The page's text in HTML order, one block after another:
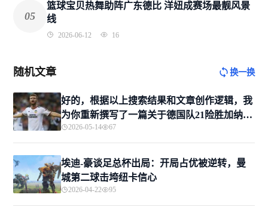
05
篮球宝贝热舞助阵广东德比 洋妞成赛场最靓风景
线
2026-06-12 16
随机文章 换一换
好的，根据以上搜索结果和文章创作逻辑，我
为你重新撰写了一篇关于德国队21险胜加纳的
赛事复盘。
2026-05-14 67
埃迪-豪谈足总杯出局：开局占优被逆转，曼
城第二球击垮纽卡信心
2026-04-22 95